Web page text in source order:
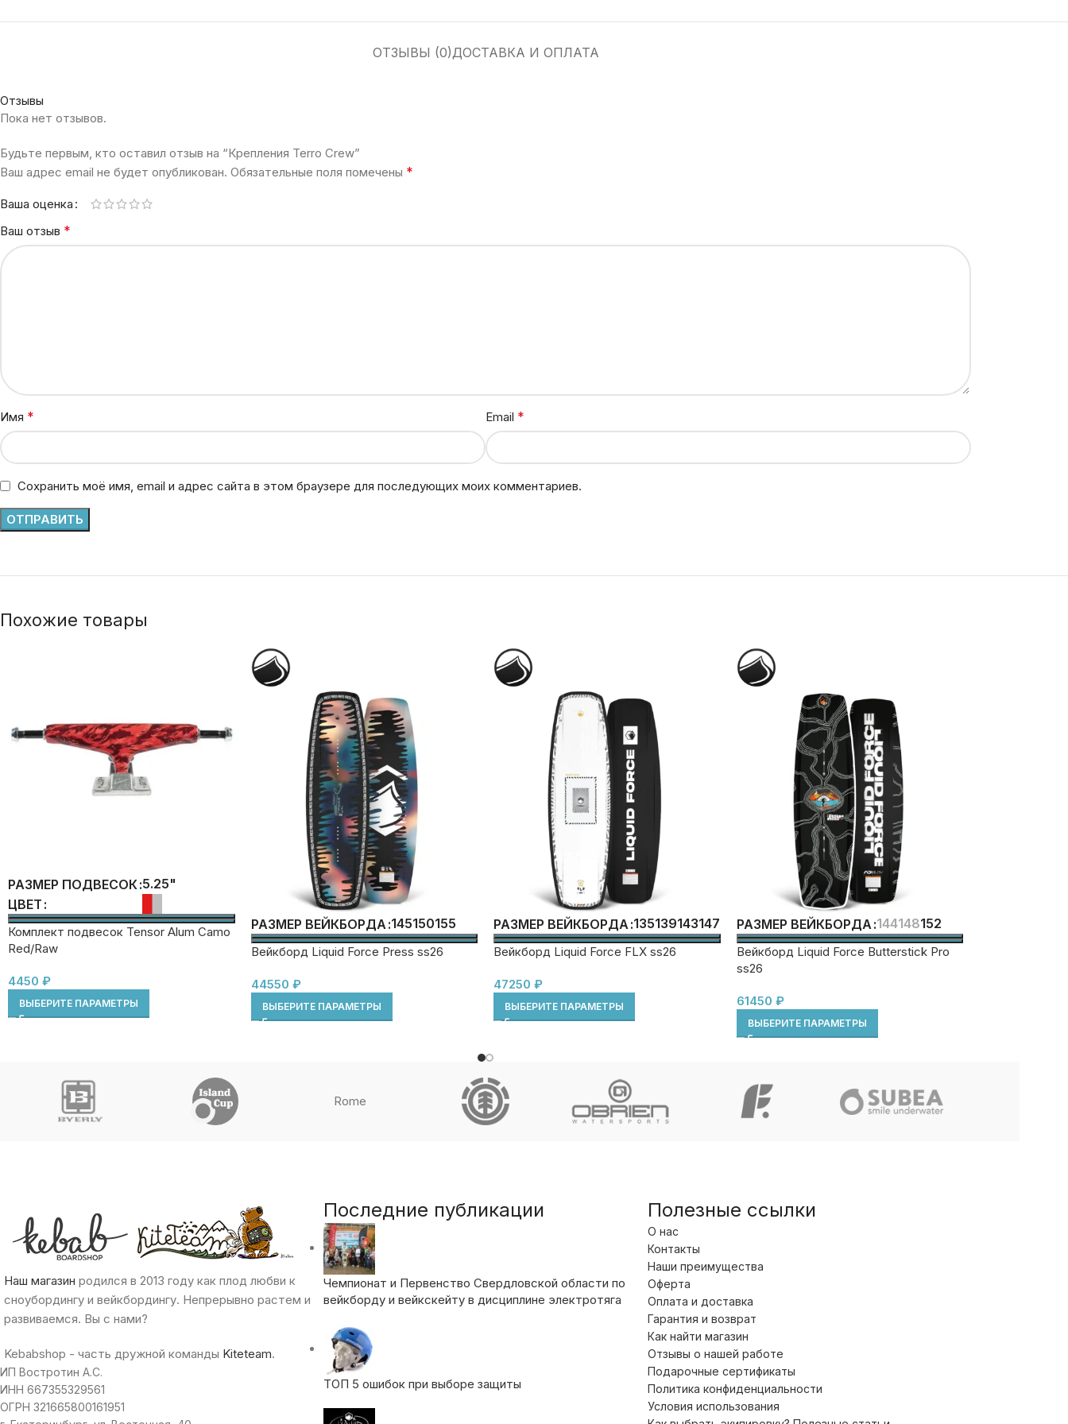
ОТЗЫВЫ (0)ДОСТАВКА И ОПЛАТА
Отзывы
Пока нет отзывов.
Будьте первым, кто оставил отзыв на “Крепления Terro Crew”
Ваш адрес email не будет опубликован. Обязательные поля помечены *
Ваша оценка
Ваш отзыв *
Имя * Email *
Сохранить моё имя, email и адрес сайта в этом браузере для последующих моих комментариев.
Похожие товары
РАЗМЕР ПОДВЕСОК 5.25"
ЦВЕТ
Комплект подвесок Tensor Alum Camo
Red/Raw
4450 ₽
ВЫБЕРИТЕ ПАРАМЕТРЫ
РАЗМЕР ВЕЙКБОРДА 145150155
Вейкборд Liquid Force Press ss26
44550 ₽
ВЫБЕРИТЕ ПАРАМЕТРЫ
РАЗМЕР ВЕЙКБОРДА 135139143147
Вейкборд Liquid Force FLX ss26
47250 ₽
ВЫБЕРИТЕ ПАРАМЕТРЫ
РАЗМЕР ВЕЙКБОРДА 144148152
Вейкборд Liquid Force Butterstick Pro
ss26
61450 ₽
ВЫБЕРИТЕ ПАРАМЕТРЫ
Rome
Наш магазин родился в 2013 году как плод любви к
сноубордингу и вейкбордингу. Непрерывно растем и
развиваемся. Вы с нами?
Kebabshop - часть дружной команды Kiteteam.
ИП Востротин А.С.
ИНН 667355329561
ОГРН 321665800161951
Последние публикации
Чемпионат и Первенство Свердловской области по
вейкборду и вейкскейту в дисциплине электротяга
ТОП 5 ошибок при выборе защиты
Полезные ссылки
О нас
Контакты
Наши преимущества
Оферта
Оплата и доставка
Гарантия и возврат
Как найти магазин
Отзывы о нашей работе
Подарочные сертификаты
Политика конфиденциальности
Условия использования